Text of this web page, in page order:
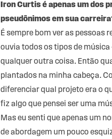
Iron Curtis é apenas um dos
pseudônimos em sua
É sempre bom ver as pessoas
ouvia todos os tipos de música
qualquer outra coisa. Então
plantados na minha cabeça.
diferenciar qual projeto era o
fiz algo que pensei ser uma
Mas eu senti que apenas um
de abordagem um pouco